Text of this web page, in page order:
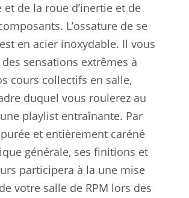
et de la roue d’inertie et de
L’ossature de se
en acier inoxydable. Il vous
sensations extrêmes à
cours collectifs en salle,
duquel vous roulerez au
playlist entraînante. Par
et entièrement caréné
générale, ses finitions et
participera à la une mise
votre salle de RPM lors des